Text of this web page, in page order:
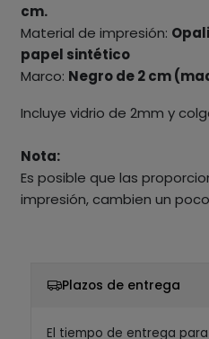
cm.
Material de impresión:
papel sintético
Marco: Negro de 2 cm
Incluye vidrio de 2mm y
Nota:
Es posible que las
impresión, cambien un
Plazos de entrega
El tiempo de entrega